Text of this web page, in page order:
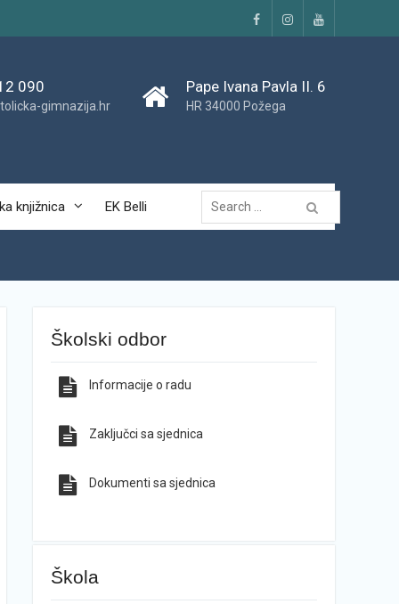
FacebookInstagramYouTube
090
gimnazija.hr
Pape Ivana Pavla II. 6
HR 34000 Požega
knjižnica EK Belli
Traži...
Školski odbor
Informacije o radu
Zaključci sa sjednica
Dokumenti sa sjednica
Škola